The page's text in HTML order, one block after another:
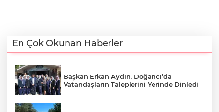
En Çok Okunan Haberler
Başkan Erkan Aydın, Doğancı’da
Vatandaşların Taleplerini Yerinde Dinledi